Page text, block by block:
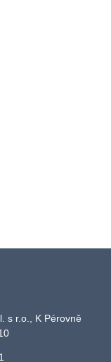
s r.o., K Pérovně